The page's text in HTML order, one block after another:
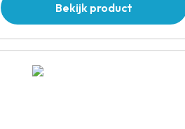
Bekijk product